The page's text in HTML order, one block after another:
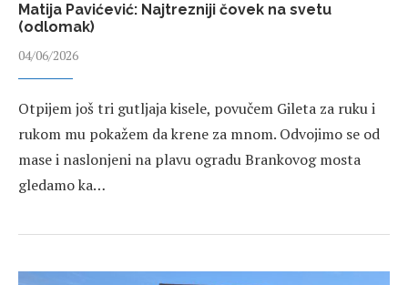
Matija Pavićević: Najtrezniji čovek na svetu
(odlomak)
04/06/2026
Otpijem još tri gutljaja kisele, povučem Gileta za ruku i
rukom mu pokažem da krene za mnom. Odvojimo se od
mase i naslonjeni na plavu ogradu Brankovog mosta
gledamo ka…